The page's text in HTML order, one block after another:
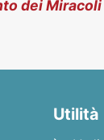
dei Miracoli
Utilità